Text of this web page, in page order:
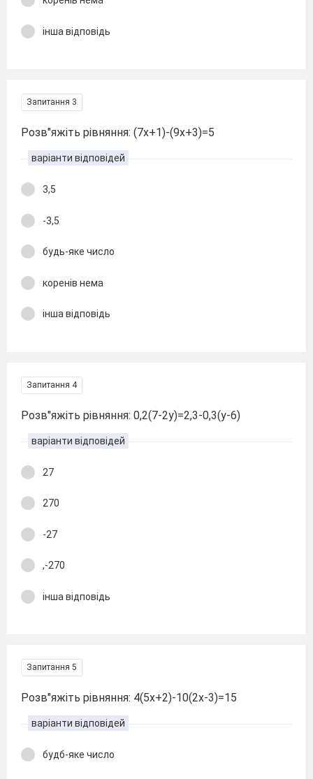
інша відповідь
Запитання 3
Розв"яжіть рівняння: (7х+1)-(9х+3)=5
варіанти відповідей
3,5
-3,5
будь-яке число
коренів нема
інша відповідь
Запитання 4
Розв"яжіть рівняння: 0,2(7-2у)=2,3-0,3(у-6)
варіанти відповідей
27
270
-27
,-270
інша відповідь
Запитання 5
Розв"яжіть рівняння: 4(5х+2)-10(2х-3)=15
варіанти відповідей
будб-яке число